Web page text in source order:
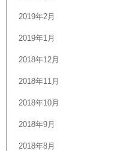
2019年2月
2019年1月
2018年12月
2018年11月
2018年10月
2018年9月
2018年8月